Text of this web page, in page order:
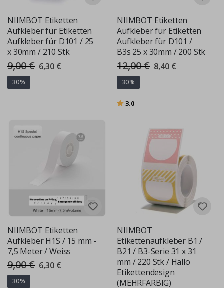
NIIMBOT Etiketten
Aufkleber für Etiketten
Aufkleber für D101 / 25
x 30mm / 210 Stk
9,00 € Special
Price
6,30 €
30%
NIIMBOT Etiketten
Aufkleber für Etiketten
Aufkleber für D101 /
B3s 25 x 30mm / 200 Stk
12,00 € Special
Price
8,40 €
30%
Bewertung:
3.0
NIIMBOT Etiketten
Aufkleber H1S / 15 mm -
7,5 Meter / Weiss
9,00 € Special
Price
6,30 €
30%
NIIMBOT
Etikettenaufkleber B1 /
B21 / B3-Serie 31 x 31
mm / 220 Stk / Hallo
Etikettendesign
(MEHRFARBIG)